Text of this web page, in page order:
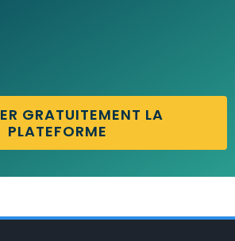
GRATUITEMENT LA
PLATEFORME